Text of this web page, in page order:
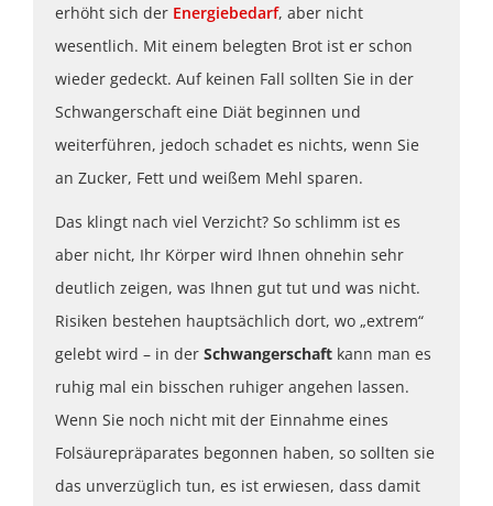
erhöht sich der Energiebedarf, aber nicht
wesentlich. Mit einem belegten Brot ist er schon
wieder gedeckt. Auf keinen Fall sollten Sie in der
Schwangerschaft eine Diät beginnen und
weiterführen, jedoch schadet es nichts, wenn Sie
an Zucker, Fett und weißem Mehl sparen.
Das klingt nach viel Verzicht? So schlimm ist es
aber nicht, Ihr Körper wird Ihnen ohnehin sehr
deutlich zeigen, was Ihnen gut tut und was nicht.
Risiken bestehen hauptsächlich dort, wo „extrem“
gelebt wird – in der Schwangerschaft kann man es
ruhig mal ein bisschen ruhiger angehen lassen.
Wenn Sie noch nicht mit der Einnahme eines
Folsäurepräparates begonnen haben, so sollten sie
das unverzüglich tun, es ist erwiesen, dass damit